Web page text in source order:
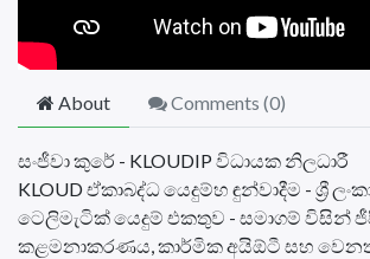
About Comments (0)
සංජීවා කුරේ - KLOUDIP විධායක නිලධාරී
KLOUD ඒකාබද්ධ යෙදුම්හ ඳුන්වාදීම - ශ්‍රී
ටෙලිමැටික් යෙදුම් එකතුව - සමාගම් විසින්
කළමනාකරණය, කාර්මික අයිඕටී සහ වෙනත්